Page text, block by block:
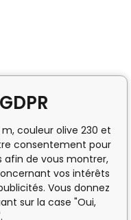
couleur olive 230 et
consentement pour
afin de vous montrer,
vos intérêts
Vous donnez
sur la case "Oui,